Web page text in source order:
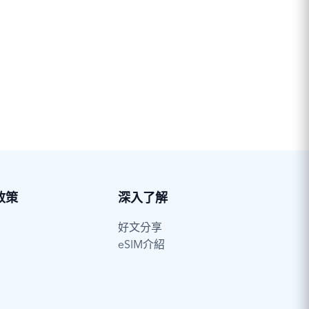
策 深入了解
好文分享
eSIM介紹